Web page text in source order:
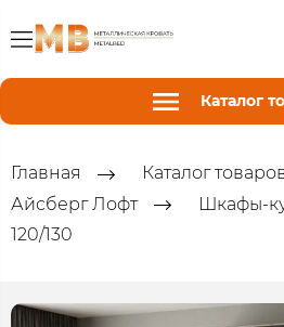
Каталог
Главная Каталог
Айсберг Лофт
Шкафы-
120/130